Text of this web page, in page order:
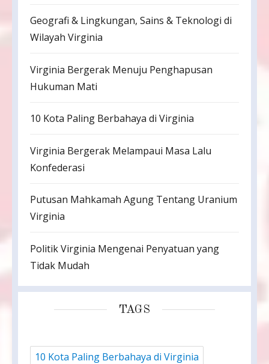
Geografi & Lingkungan, Sains & Teknologi di
Wilayah Virginia
Virginia Bergerak Menuju Penghapusan
Hukuman Mati
10 Kota Paling Berbahaya di Virginia
Virginia Bergerak Melampaui Masa Lalu
Konfederasi
Putusan Mahkamah Agung Tentang Uranium
Virginia
Politik Virginia Mengenai Penyatuan yang
Tidak Mudah
TAGS
10 Kota Paling Berbahaya di Virginia